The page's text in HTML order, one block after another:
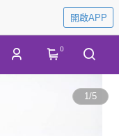
開啟APP
0
1/5